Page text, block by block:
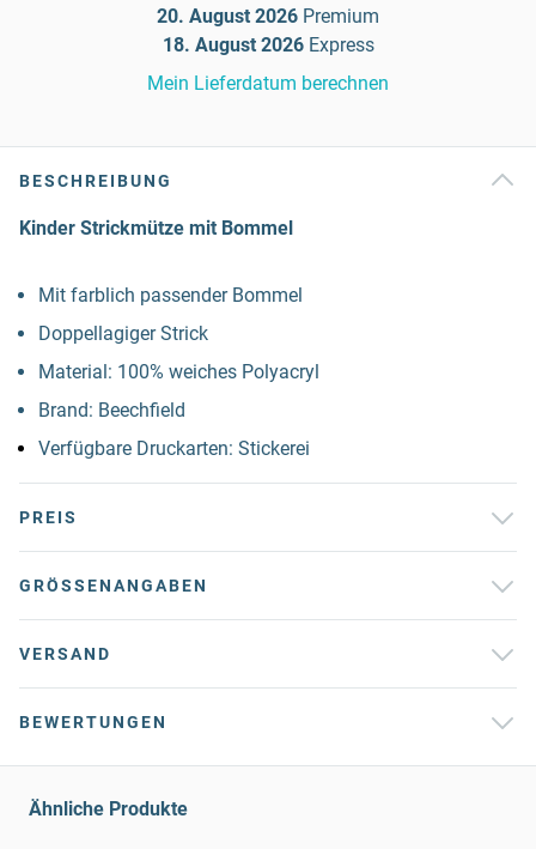
20. August 2026 Premium
18. August 2026 Express
Mein Lieferdatum berechnen
BESCHREIBUNG
Kinder Strickmütze mit Bommel
Mit farblich passender Bommel
Doppellagiger Strick
Material: 100% weiches Polyacryl
Brand: Beechfield
Verfügbare Druckarten: Stickerei
PREIS
GRÖSSENANGABEN
VERSAND
BEWERTUNGEN
Ähnliche Produkte